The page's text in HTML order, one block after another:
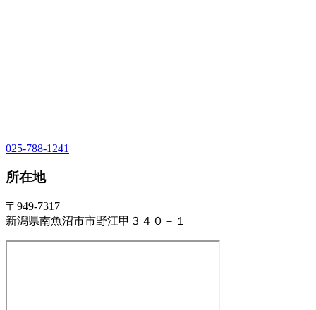
025-788-1241
所在地
〒949-7317
新潟県南魚沼市市野江甲３４０－１